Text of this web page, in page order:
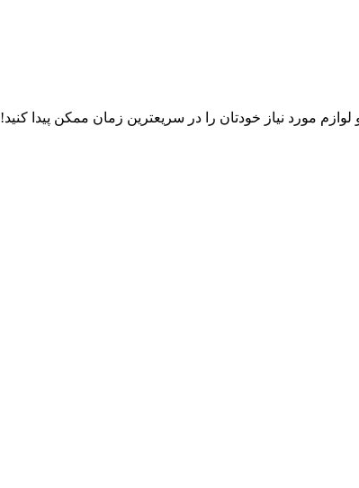
مورد نیاز خودتان را در سریعترین زمان ممکن پیدا کنید!